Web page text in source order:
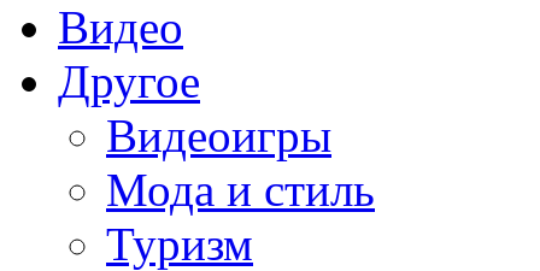
Видео
Другое
Видеоигры
Мода и стиль
Туризм